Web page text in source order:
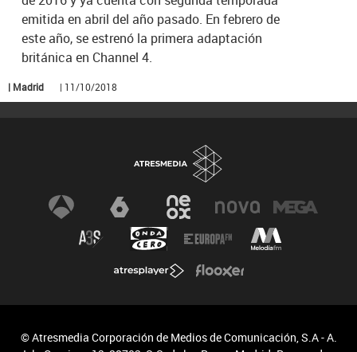
emitida en abril del año pasado. En febrero de
este año, se estrenó la primera adaptación
británica en Channel 4.
| Madrid | 11/10/2018
© Atresmedia Corporación de Medios de Comunicación, S.A - A.